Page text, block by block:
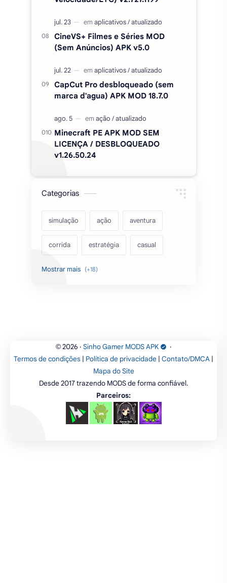
CineVS+ Filmes e Séries MOD
(Sem Anúncios) APK v5.0
CapCut Pro desbloqueado (sem
marca d'agua) APK MOD 18.7.0
Minecraft PE APK MOD SEM
LICENÇA / DESBLOQUEADO
v1.26.50.24
Categorias
simulação ação aventura
corrida estratégia casual
acarde esportes
luta educação
desenho
artes
© 2026 ‧ Sinho Gamer MODS APK
‧
Termos de condições | Política de privacidade | Contato/DMCA |
Mapa do Site
Desde 2017 trazendo MODS de forma confiável.
Parceiros: